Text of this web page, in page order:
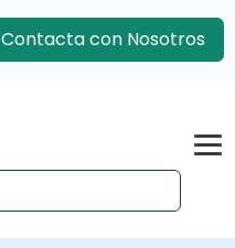
Contacta con Nosotros